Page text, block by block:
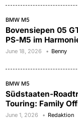
BMW M5
Bovensiepen 05
PS-M5 im
June 18, 2026 Benny
BMW M5
Südstaaten-
Touring: Family
June 1, 2026 Redaktion